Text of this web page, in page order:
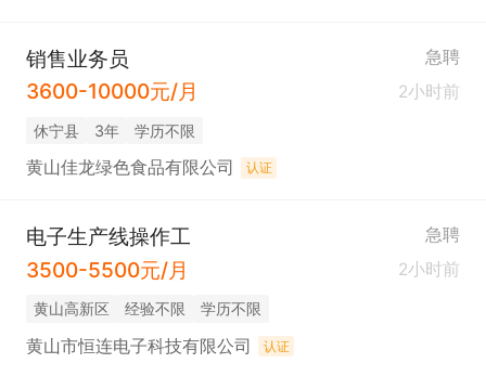
销售业务员 急聘
3600-10000元/月 2小时前
休宁县 3年 学历不限
黄山佳龙绿色食品有限公司 认证
电子生产线操作工 急聘
3500-5500元/月 2小时前
黄山高新区 经验不限 学历不限
黄山市恒连电子科技有限公司 认证